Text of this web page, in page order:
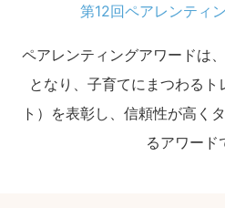
第12回ペアレンティ
ペアレンティングアワードは
となり、子育てにまつわるト
ト）を表彰し、信頼性が高く
るアワード